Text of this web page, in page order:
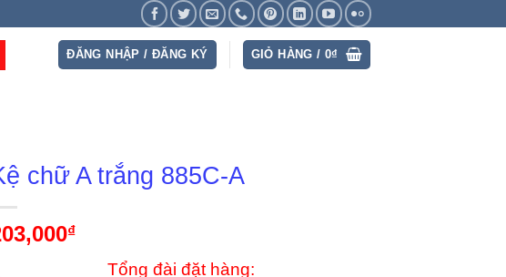
ĐĂNG NHẬP / ĐĂNG KÝ GIỎ HÀNG / 0₫
chữ A trắng 885C-A
₫
Tổng đài đặt hàng: